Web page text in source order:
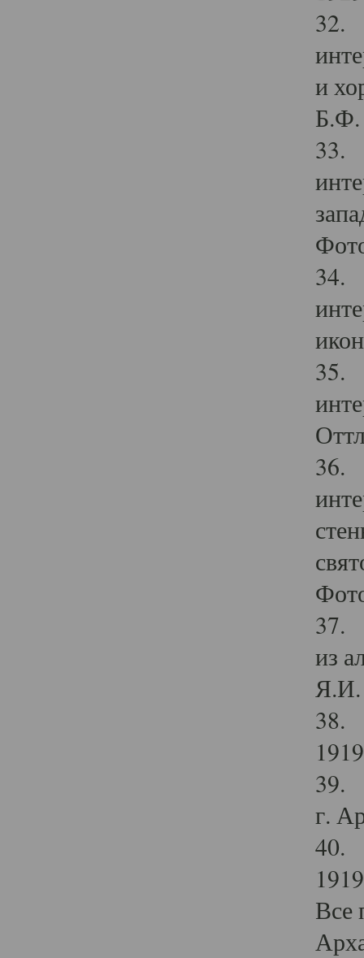
32.
и
Б.Ф.
33.
34.
35.
36.
37.
из
Я.И.
38.
39.
г.
40.
Все